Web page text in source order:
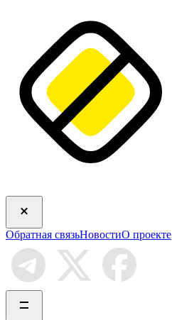
Обратная связьНовостиО проекте